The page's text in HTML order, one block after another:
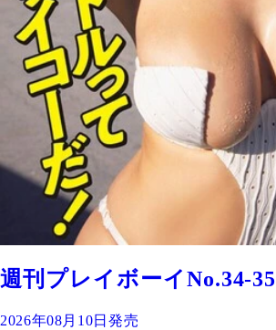
週刊プレイボーイNo.34-35
2026年08月10日発売